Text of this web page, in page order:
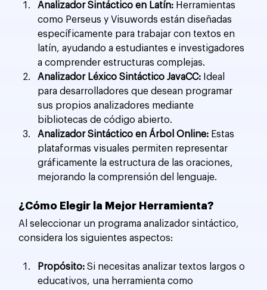
Analizador Sintáctico en Latín: Herramientas
como Perseus y Visuwords están diseñadas
específicamente para trabajar con textos en
latín, ayudando a estudiantes e investigadores
a comprender estructuras complejas.
Analizador Léxico Sintáctico JavaCC: Ideal
para desarrolladores que desean programar
sus propios analizadores mediante
bibliotecas de código abierto.
Analizador Sintáctico en Árbol Online: Estas
plataformas visuales permiten representar
gráficamente la estructura de las oraciones,
mejorando la comprensión del lenguaje.
¿Cómo Elegir la Mejor Herramienta?
Al seleccionar un programa analizador sintáctico,
considera los siguientes aspectos:
Propósito: Si necesitas analizar textos largos o
educativos, una herramienta como